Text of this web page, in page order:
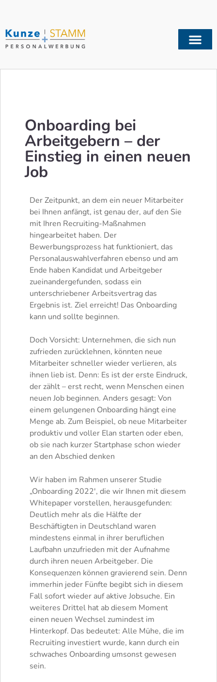
Onboarding bei
Arbeitgebern – der
Einstieg in einen neuen
Job
Der Zeitpunkt, an dem ein neuer Mitarbeiter
bei Ihnen anfängt, ist genau der, auf den Sie
mit Ihren Recruiting-Maßnahmen
hingearbeitet haben. Der
Bewerbungsprozess hat funktioniert, das
Personalauswahlverfahren ebenso und am
Ende haben Kandidat und Arbeitgeber
zueinandergefunden, sodass ein
unterschriebener Arbeitsvertrag das
Ergebnis ist. Ziel erreicht! Das Onboarding
kann und sollte beginnen.
Doch Vorsicht: Unternehmen, die sich nun
zufrieden zurücklehnen, könnten neue
Mitarbeiter schneller wieder verlieren, als
ihnen lieb ist. Denn: Es ist der erste Eindruck,
der zählt – erst recht, wenn Menschen einen
neuen Job beginnen. Anders gesagt: Von
einem gelungenen Onboarding hängt eine
Menge ab. Zum Beispiel, ob neue Mitarbeiter
produktiv und voller Elan starten oder eben,
ob sie nach kurzer Startphase schon wieder
an den Abschied denken
Wir haben im Rahmen unserer Studie
„Onboarding 2022′, die wir Ihnen mit diesem
Whitepaper vorstellen, herausgefunden:
Deutlich mehr als die Hälfte der
Beschäftigten in Deutschland waren
mindestens einmal in ihrer beruflichen
Laufbahn unzufrieden mit der Aufnahme
durch ihren neuen Arbeitgeber. Die
Konsequenzen können gravierend sein. Denn
immerhin jeder Fünfte begibt sich in diesem
Fall sofort wieder auf aktive Jobsuche. Ein
weiteres Drittel hat ab diesem Moment
einen neuen Wechsel zumindest im
Hinterkopf. Das bedeutet: Alle Mühe, die im
Recruiting investiert wurde, kann durch ein
schwaches Onboarding umsonst gewesen
sein.